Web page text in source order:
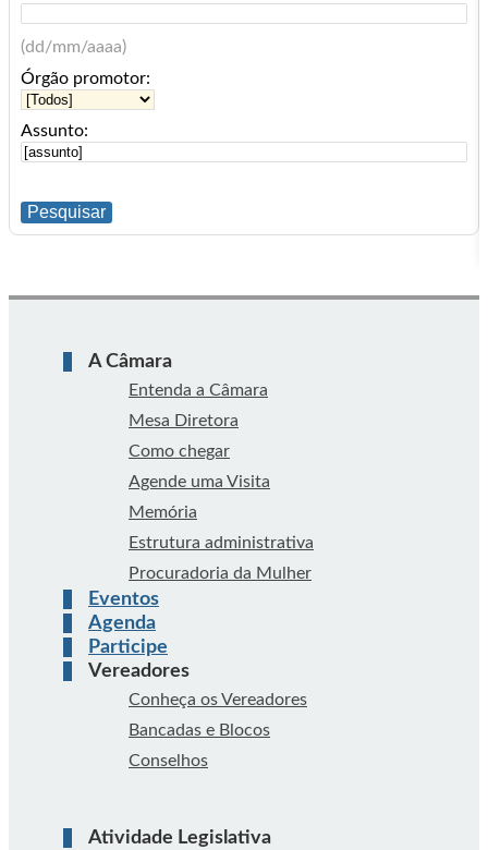
(dd/mm/aaaa)
Órgão promotor:
Assunto:
A Câmara
Entenda a Câmara
Mesa Diretora
Como chegar
Agende uma Visita
Memória
Estrutura administrativa
Procuradoria da Mulher
Eventos
Agenda
Participe
Vereadores
Conheça os Vereadores
Bancadas e Blocos
Conselhos
Atividade Legislativa